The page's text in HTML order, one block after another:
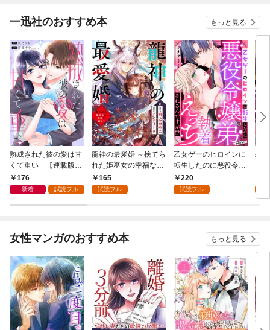
一迅社のおすすめ本 もっと見る
熟成された彼の愛は甘
くて重い 【連載版】:
1 176
新着 試読フル
龍神の最愛婚 ～捨てら
れた姫巫女の幸福な嫁
入り～: 1
165
試読フル
乙女ゲーのヒロインに
転生したのに悪役令嬢
の弟（攻略対象外）に
執着えっちされるんで
220
試読フル
恋
女性マンガのおすすめ本 もっと見る